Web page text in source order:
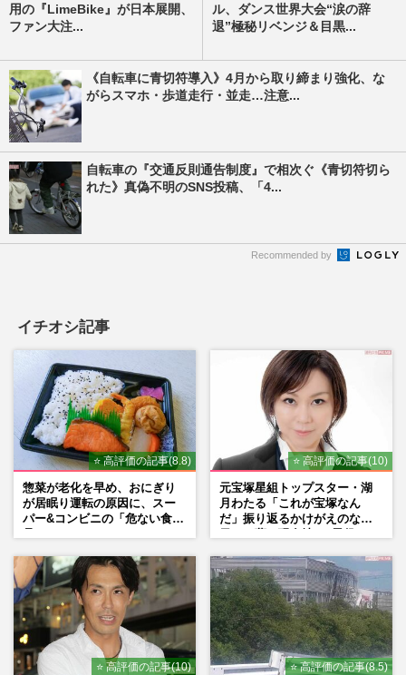
用の『LimeBike』が日本展開、
ファン大注...
ル、ダンス世界大会“涙の辞
退”極秘リベンジ＆目黒...
《自転車に青切符導入》4月から取り締まり強化、な
がらスマホ・歩道走行・並走…注意...
自転車の『交通反則通告制度』で相次ぐ《青切符切ら
れた》真偽不明のSNS投稿、「4...
Recommended by
イチオシ記事
⭐ 高評価の記事(8.8)
惣菜が老化を早め、おにぎり
が居眠り運転の原因に、スー
パー&コンビニの「危ない食
⭐ 高評価の記事(10)
元宝塚星組トップスター・湖
月わたる「これが宝塚なん
だ」振り返るかけがえのない
⭐ 高評価の記事(10) ⭐ 高評価の記事(8.5)